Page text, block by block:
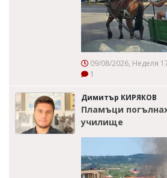
09/08/2026, Неделя
1
Димитър КИРЯКОВ
Пламъци
училище